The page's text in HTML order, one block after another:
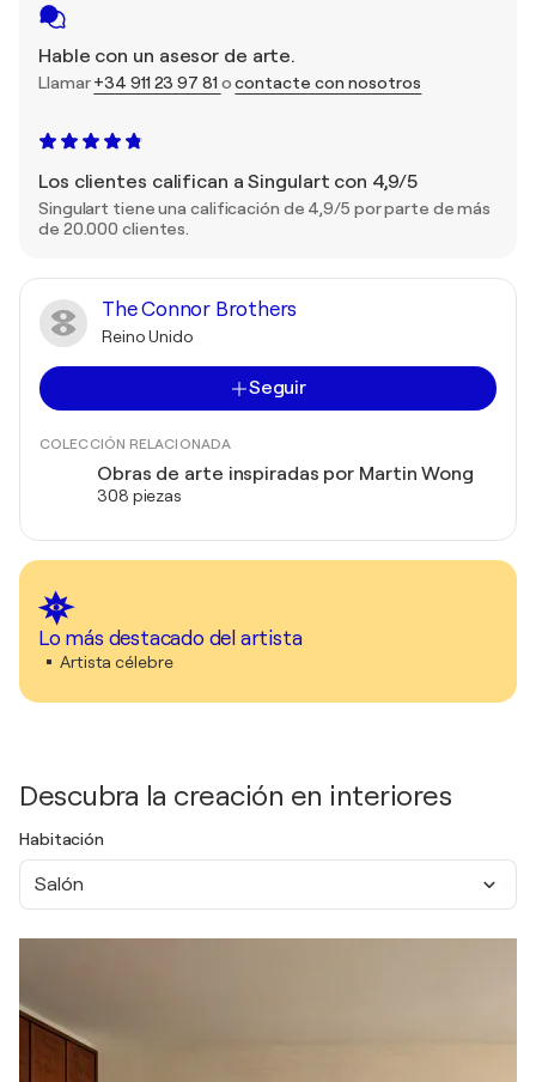
Hable con un asesor de arte.
Llamar+34 911 23 97 81 ocontacte con nosotros
Los clientes califican a Singulart con 4,9/5
Singulart tiene una calificación de 4,9/5 por parte de más
de 20.000 clientes.
The Connor Brothers
Reino Unido
Seguir
COLECCIÓN RELACIONADA
Obras de arte inspiradas por Martin Wong
308 piezas
Lo más destacado del artista
Artista célebre
Descubra la creación en interiores
Habitación
Salón